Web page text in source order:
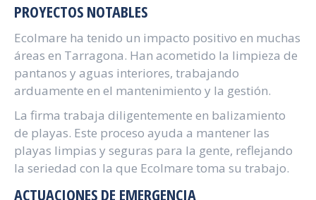
PROYECTOS NOTABLES
Ecolmare ha tenido un impacto positivo en muchas
áreas en Tarragona. Han acometido la limpieza de
pantanos y aguas interiores, trabajando
arduamente en el mantenimiento y la gestión.
La firma trabaja diligentemente en balizamiento
de playas. Este proceso ayuda a mantener las
playas limpias y seguras para la gente, reflejando
la seriedad con la que Ecolmare toma su trabajo.
ACTUACIONES DE EMERGENCIA